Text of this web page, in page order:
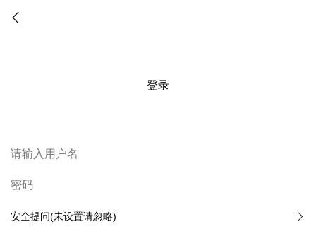
登录
安全提问(未设置请忽略)